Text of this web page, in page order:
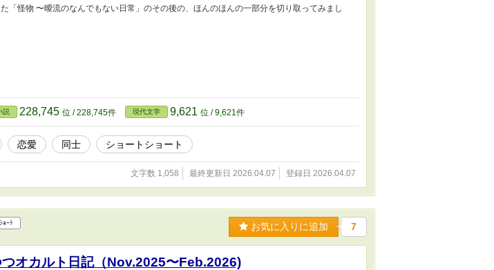
「怪物 〜曖流のなんでもない日常」のその後の、ほんのほんの一部分を切り取ってみまし
説 228,745 位 / 228,745件 現代文学 9,621 位 / 9,621件
恋愛 同士 ショートショート
文字数 1,058 最終更新日 2026.04.07 登録日 2026.04.07
ｮｰﾄ お気に入りに追加 7
オカルト日記（Nov.2025〜Feb.2026)